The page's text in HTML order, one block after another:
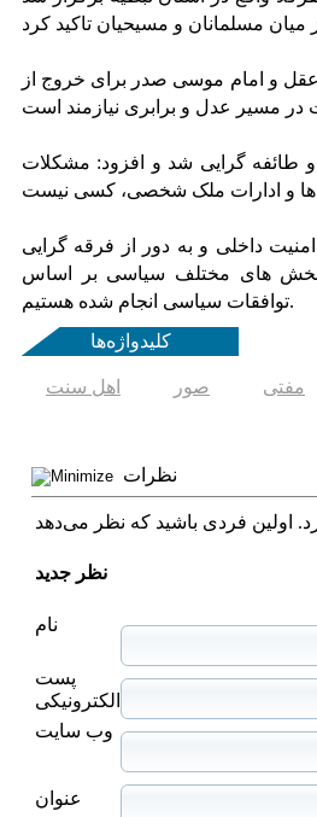
و امام موسی صدر برای خروج از
طائفه گرایی شد و افزود: مشکلات
داخلی و به دور از فرقه گرایی
بخش های مختلف سیاسی بر اساس
توافقات سیاسی انجام شده هستیم.
کلیدواژه‌ها
مفتی صور اهل سنت
نظرات
نظر جدید
نام
پست
الکترونیکی
وب سایت
عنوان